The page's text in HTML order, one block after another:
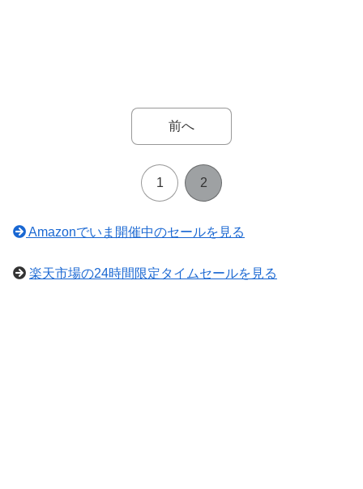
前へ
1 2
Amazonでいま開催中のセールを見る
楽天市場の24時間限定タイムセールを見る